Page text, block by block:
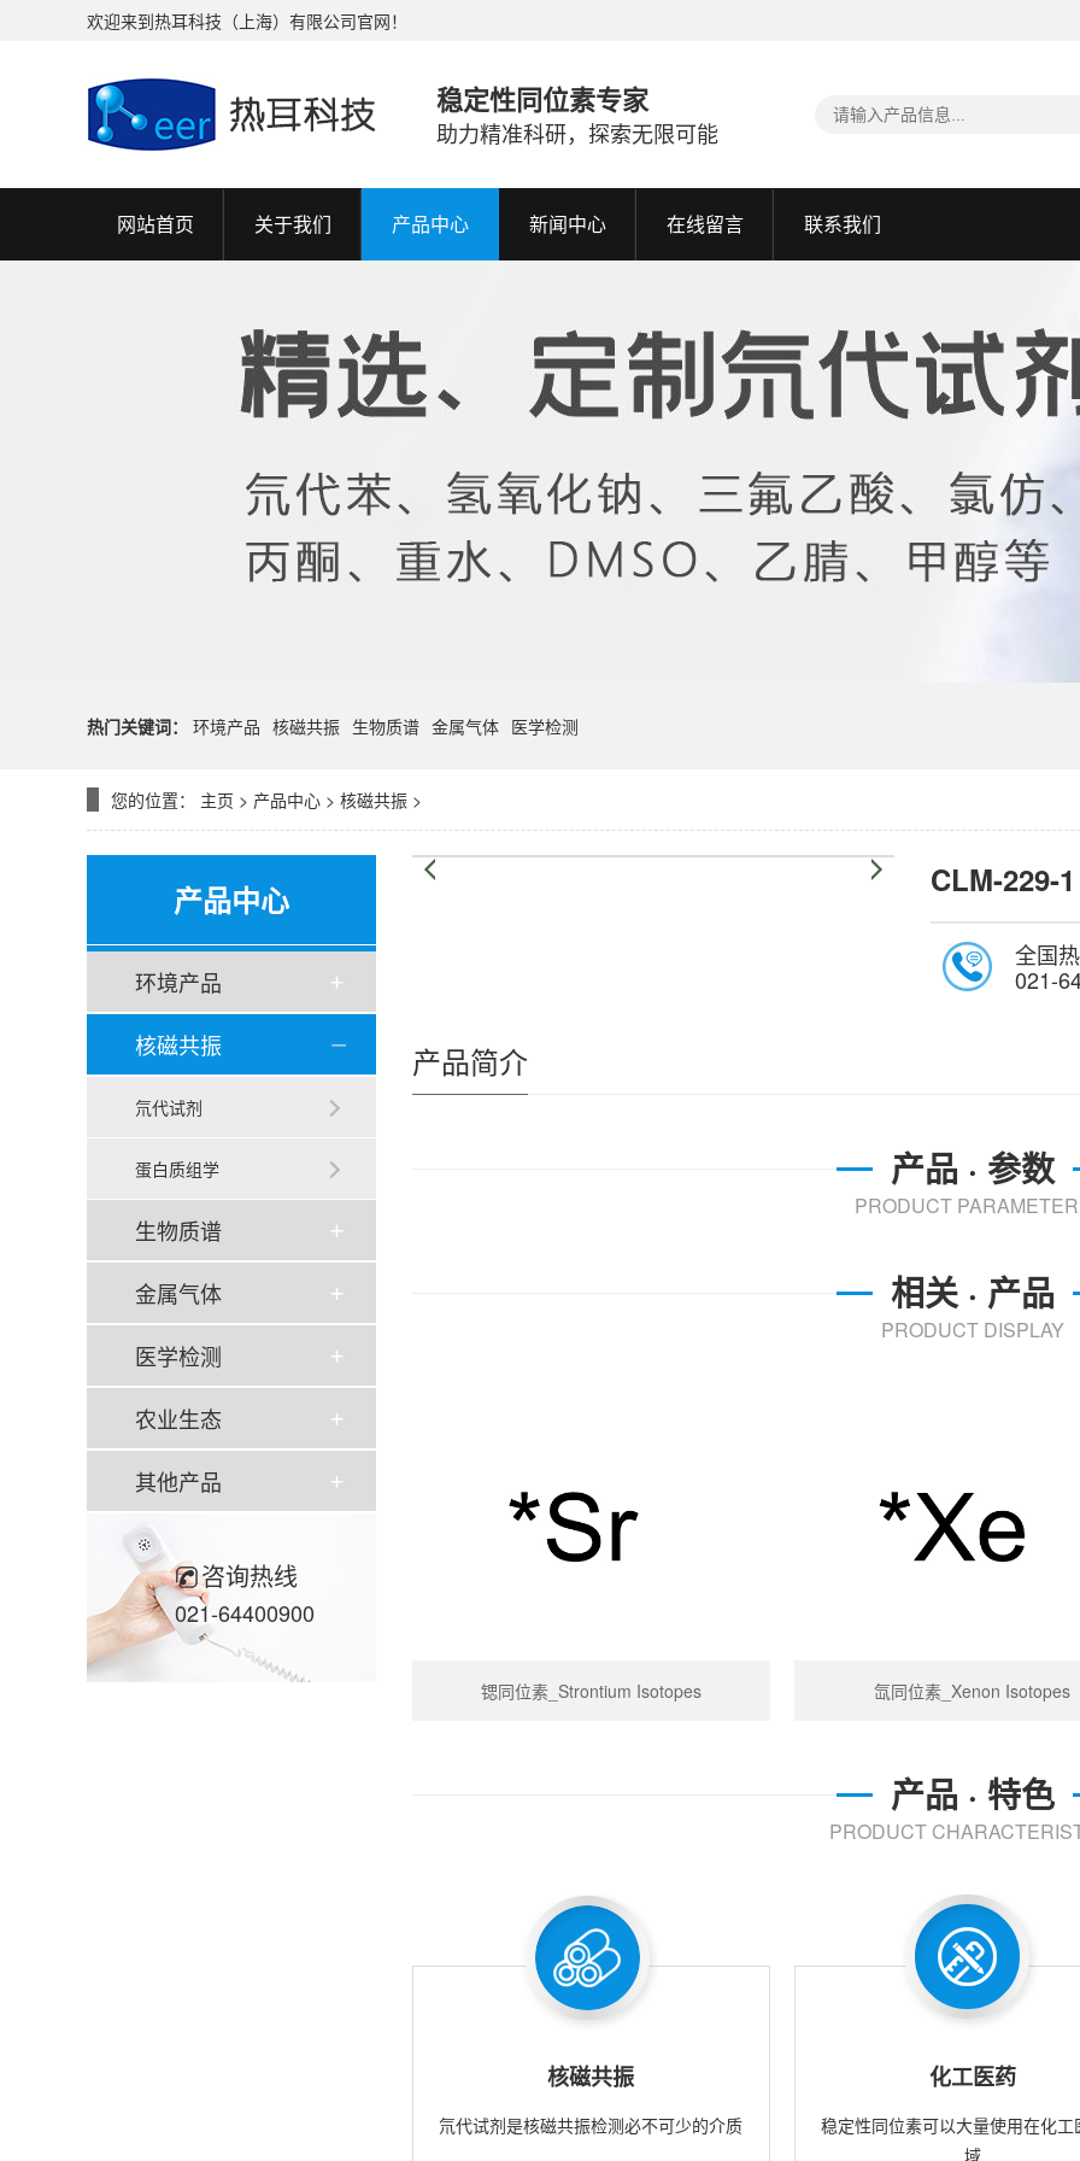
欢迎来到热耳科技（上海）有限公司官网！
稳定性同位素专家
助力精准科研，探索无限可能
网站首页 关于我们 产品中心 新闻中心 在线留言 联系我们
热门关键词： 环境产品 核磁共振 生物质谱 金属气体 医学检测
您的位置： 主页 > 产品中心 > 核磁共振 >
产品中心
环境产品
核磁共振
氘代试剂
蛋白质组学
生物质谱
金属气体
医学检测
农业生态
其他产品
咨询热线
021-64400900
CLM-229-1
全国
021-
产品简介
产品 · 参数
PRODUCT
相关 · 产品
PRODUCT DISPLAY
锶同位素_Strontium Isotopes 氙同位素_Xenon Isotopes
产品 · 特色
PRODUCT
核磁共振
氘代试剂是核磁共振检测必不可少的介质
化工医药
稳定性同位素可以大量使用在化工
域